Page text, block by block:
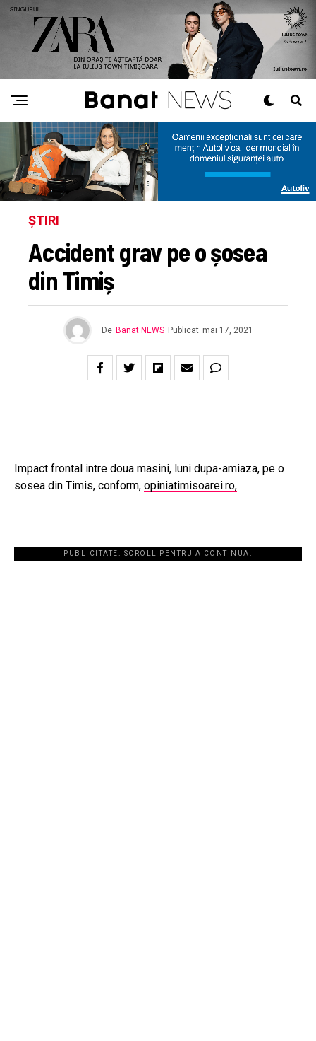
ȘTIRI
Accident grav pe o șosea
din Timiș
De Banat NEWS Publicat mai 17, 2021
Impact frontal intre doua masini, luni dupa-amiaza, pe o
sosea din Timis, conform, opiniatimisoarei.ro,
PUBLICITATE. SCROLL PENTRU A CONTINUA.